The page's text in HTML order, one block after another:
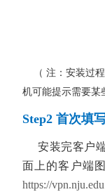
（ 注：安装过
机可能提示需要某
Step2 首次填
安装完客户端
面上的客户端
https://